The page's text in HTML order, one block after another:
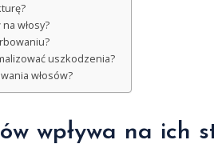
włosy?
uszkodzenia?
włosów?
wpływa na ich